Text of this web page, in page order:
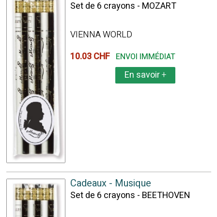
Set de 6 crayons - MOZART
VIENNA WORLD
10.03 CHF ENVOI IMMÉDIAT
En savoir+
Cadeaux - Musique
Set de 6 crayons - BEETHOVEN